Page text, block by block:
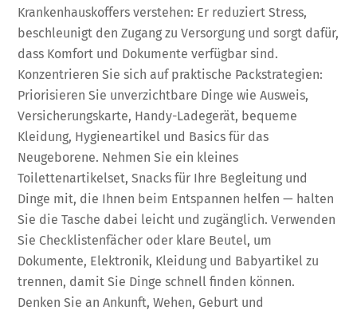
Krankenhauskoffers verstehen: Er reduziert Stress,
beschleunigt den Zugang zu Versorgung und sorgt dafür,
dass Komfort und Dokumente verfügbar sind.
Konzentrieren Sie sich auf praktische Packstrategien:
Priorisieren Sie unverzichtbare Dinge wie Ausweis,
Versicherungskarte, Handy-Ladegerät, bequeme
Kleidung, Hygieneartikel und Basics für das
Neugeborene. Nehmen Sie ein kleines
Toilettenartikelset, Snacks für Ihre Begleitung und
Dinge mit, die Ihnen beim Entspannen helfen — halten
Sie die Tasche dabei leicht und zugänglich. Verwenden
Sie Checklistenfächer oder klare Beutel, um
Dokumente, Elektronik, Kleidung und Babyartikel zu
trennen, damit Sie Dinge schnell finden können.
Denken Sie an Ankunft, Wehen, Geburt und